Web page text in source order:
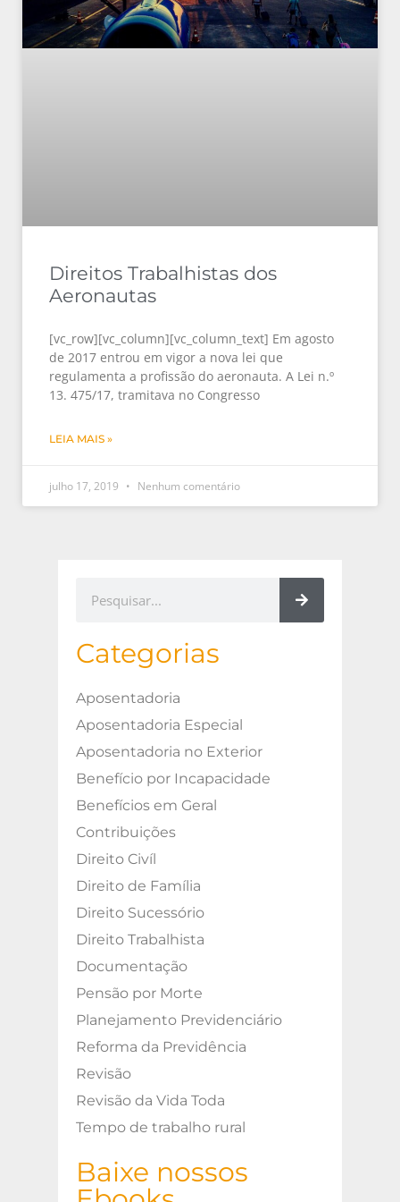
Direitos Trabalhistas dos
Aeronautas
[vc_row][vc_column][vc_column_text] Em agosto
de 2017 entrou em vigor a nova lei que
regulamenta a profissão do aeronauta. A Lei n.º
13. 475/17, tramitava no Congresso
LEIA MAIS »
julho 17, 2019 Nenhum comentário
Categorias
Aposentadoria
Aposentadoria Especial
Aposentadoria no Exterior
Benefício por Incapacidade
Benefícios em Geral
Contribuições
Direito Civíl
Direito de Família
Direito Sucessório
Direito Trabalhista
Documentação
Pensão por Morte
Planejamento Previdenciário
Reforma da Previdência
Revisão
Revisão da Vida Toda
Tempo de trabalho rural
Baixe nossos